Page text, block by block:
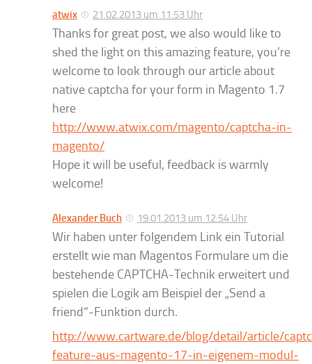
atwix 21.02.2013 um 11:53 Uhr
Thanks for great post, we also would like to
shed the light on this amazing feature, you’re
welcome to look through our article about
native captcha for your form in Magento 1.7
here
http://www.atwix.com/magento/captcha-in-
magento/
Hope it will be useful, feedback is warmly
welcome!
Alexander Buch 19.01.2013 um 12:54 Uhr
Wir haben unter folgendem Link ein Tutorial
erstellt wie man Magentos Formulare um die
bestehende CAPTCHA-Technik erweitert und
spielen die Logik am Beispiel der „Send a
friend“-Funktion durch.
http://www.cartware.de/blog/detail/article/
feature-aus-magento-17-in-eigenem-modul-